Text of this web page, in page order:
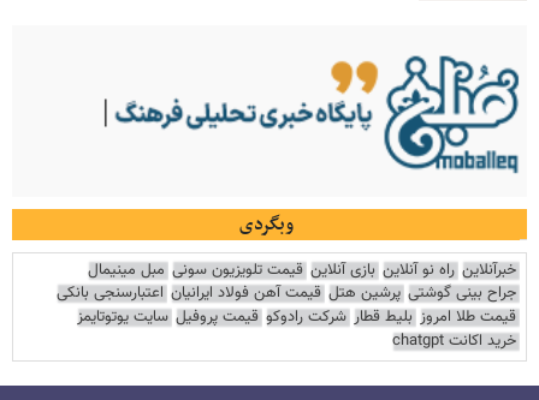
وبگردی
خبرآنلاین راه نو آنلاین بازی آنلاین قیمت تلویزیون سونی مبل مینیمال
جراح بینی گوشتی پرشین هتل قیمت آهن فولاد ایرانیان اعتبارسنجی بانکی
قیمت طلا امروز بلیط قطار شرکت رادوکو قیمت پروفیل سایت یوتوتایمز
خرید اکانت chatgpt